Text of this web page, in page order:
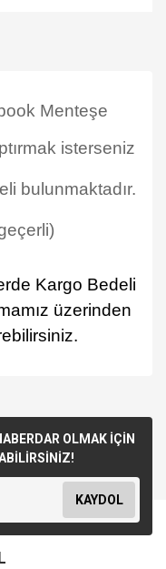
Menteşe
isterseniz
bulunmaktadır.
Kargo Bedeli
üzerinden
OLMAK İÇİN
KAYDOL